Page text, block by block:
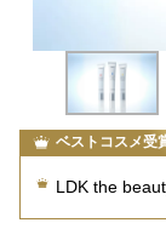
ベストコスメ受
LDK the